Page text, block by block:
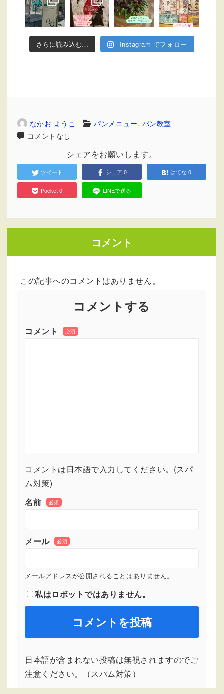
さらに読み込む… Instagram でフォロー
なかお ようこ パンメニュー, パン教室
コメントなし
シェアをお願いします。
ツイート シェア 0 はてな 0
Pocket0 LINEで送る
コメント
この記事へのコメントはありません。
コメントする
コメント 必須
コメントは日本語で入力してください。(スパ
ム対策)
名前
必須
メール 必須
メールアドレスが公開されることはありません。
私はロボットではありません。
日本語が含まれない投稿は無視されますのでご
注意ください。（スパム対策）